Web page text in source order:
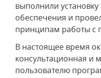
выполнили
обеспечения и
принципам работы с
В настоящее время
консультационная и
пользователю